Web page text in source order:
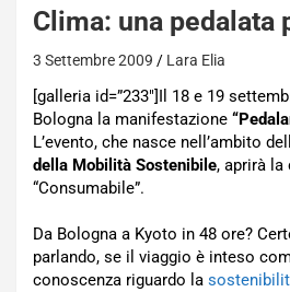
Clima: una pedalata
3 Settembre 2009 Lara Elia
[galleria id=”233″]Il 18 e 19
Bologna la manifestazione
L’evento, che nasce nell’ambito
della Mobilità Sostenibile, aprirà la
“Consumabile”.
Da Bologna a Kyoto in 48 ore?
parlando, se il viaggio è inteso
conoscenza riguardo la